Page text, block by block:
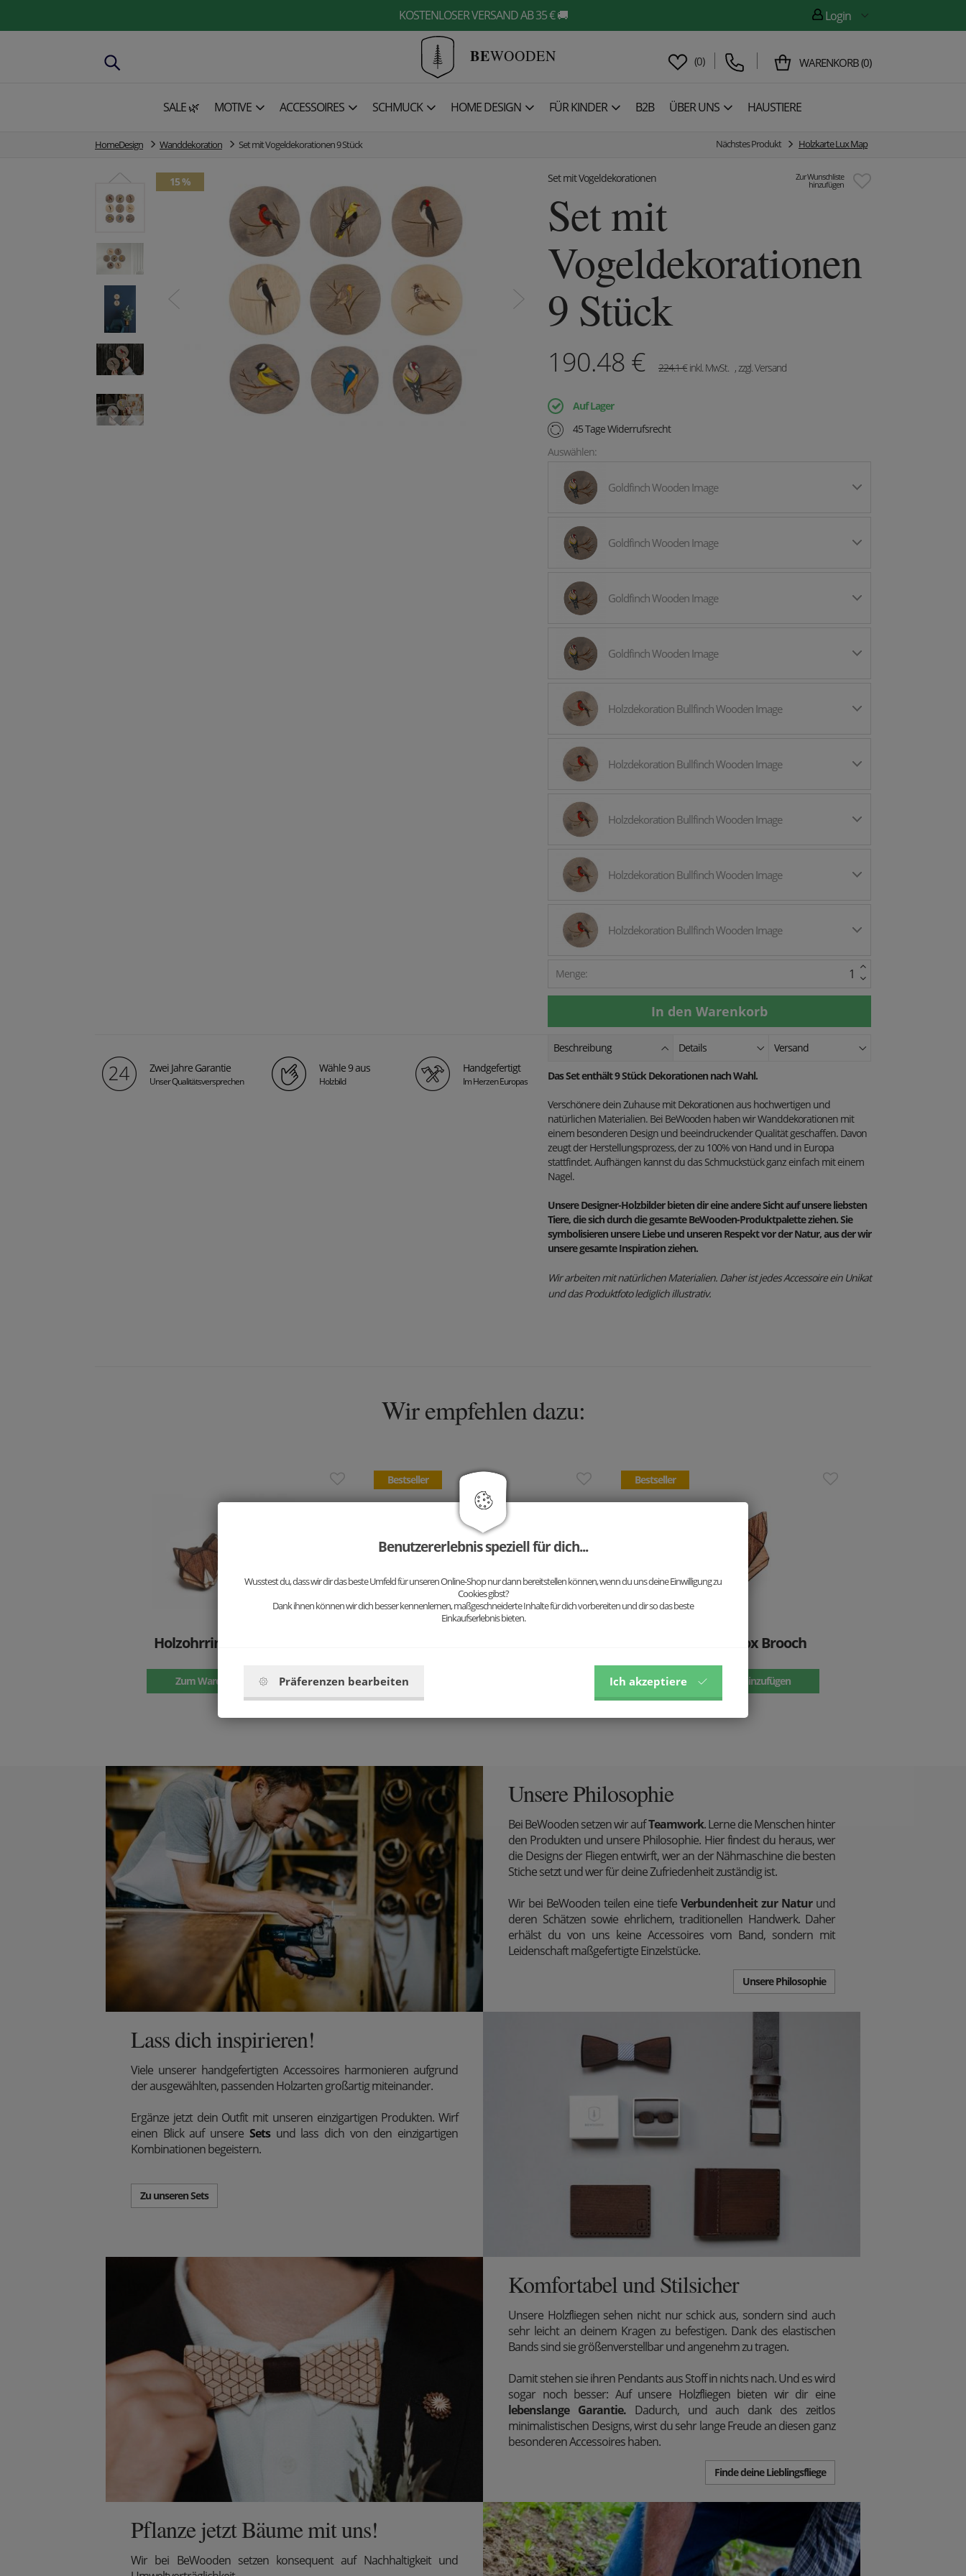
KOSTENLOSER VERSAND AB 35 € 🚚 Login
BEWOODEN (0) WARENKORB(0)
SALE 🌿 MOTIVE ACCESSOIRES SCHMUCK HOME DESIGN FÜR KINDER B2B ÜBER UNS HAUSTIERE
HomeDesign Wanddekoration Set mit Vogeldekorationen 9 Stück Nächstes Produkt Holzkarte Lux Map
15 % Zur Wunschliste
hinzufügen
Set mit Vogeldekorationen
Set mit
Vogeldekorationen
9 Stück
190.48 € 224.1€inkl. MwSt. , zzgl. Versand
Auf Lager
45 Tage Widerrufsrecht
Auswählen:
Goldfinch Wooden Image
Goldfinch Wooden Image
Goldfinch Wooden Image
Goldfinch Wooden Image
Holzdekoration Bullfinch Wooden Image
Holzdekoration Bullfinch Wooden Image
Holzdekoration Bullfinch Wooden Image
Holzdekoration Bullfinch Wooden Image
Holzdekoration Bullfinch Wooden Image
Menge:
Zwei Jahre Garantie
Unser Qualitätsversprechen
Wähle 9 aus
Holzbild
Handgefertigt
Im Herzen Europas
Beschreibung Details Versand
Das Set enthält 9 Stück Dekorationen nach Wahl.
Verschönere dein Zuhause mit Dekorationen aus hochwertigen und
natürlichen Materialien. Bei BeWooden haben wir Wanddekorationen mit
einem besonderen Design und beeindruckender Qualität geschaffen. Davon
zeugt der Herstellungsprozess, der zu 100% von Hand und in Europa
stattfindet. Aufhängen kannst du das Schmuckstück ganz einfach mit einem
Nagel.
Unsere Designer-Holzbilder bieten dir eine andere Sicht auf unsere liebsten
Tiere, die sich durch die gesamte BeWooden-Produktpalette ziehen. Sie
symbolisieren unsere Liebe und unseren Respekt vor der Natur, aus der wir
unsere gesamte Inspiration ziehen.
Wir arbeiten mit natürlichen Materialien. Daher ist jedes Accessoire ein Unikat
und das Produktfoto lediglich illustrativ.
Wir empfehlen dazu:
Holzohrringe Fox Earrings
Zum Warenkorb hinzufügen
Bestseller Bestseller
Holzbrosche Fox Brooch
Zum Warenkorb hinzufügen
Unsere Philosophie
Bei BeWooden setzen wir aufTeamwork. Lerne die Menschen hinter
den Produkten und unsere Philosophie. Hier findest du heraus, wer
die Designs der Fliegen entwirft, wer an der Nähmaschine die besten
Stiche setzt und wer für deine Zufriedenheit zuständig ist.
Wir bei BeWooden teilen eine tiefe Verbundenheit zur Naturund
deren Schätzen sowie ehrlichem, traditionellen Handwerk. Daher
erhälst du von uns keine Accessoires vom Band, sondern mit
Leidenschaft maßgefertigte Einzelstücke.
Unsere Philosophie
Lass dich inspirieren!
Viele unserer handgefertigten Accessoires harmonieren aufgrund
der ausgewählten, passenden Holzarten großartig miteinander.
Ergänze jetzt dein Outfit mit unseren einzigartigen Produkten. Wirf
einen Blick auf unsere Setsund lass dich von den einzigartigen
Kombinationen begeistern.
Zu unseren Sets
Komfortabel und Stilsicher
Unsere Holzfliegen sehen nicht nur schick aus, sondern sind auch
sehr leicht an deinem Kragen zu befestigen. Dank des elastischen
Bands sind sie größenverstellbar und angenehm zu tragen.
Damit stehen sie ihren Pendants aus Stoff in nichts nach. Und es wird
sogar noch besser: Auf unsere Holzfliegen bieten wir dir eine
lebenslange Garantie. Dadurch, und auch dank des zeitlos
minimalistischen Designs, wirst du sehr lange Freude an diesen ganz
besonderen Accessoires haben.
Finde deine Lieblingsfliege
Pflanze jetzt Bäume mit uns!
Wir bei BeWooden setzen konsequent auf Nachhaltigkeit und
Benutzererlebnis speziell für dich...
Wusstest du, dass wir dir das beste Umfeld für unseren Online-Shop nur dann bereitstellen können, wenn du uns deine Einwilligung zu
Cookies gibst?
Dank ihnen können wir dich besser kennenlernen, maßgeschneiderte Inhalte für dich vorbereiten und dir so das beste
Einkaufserlebnis bieten.
Präferenzen bearbeiten Ich akzeptiere